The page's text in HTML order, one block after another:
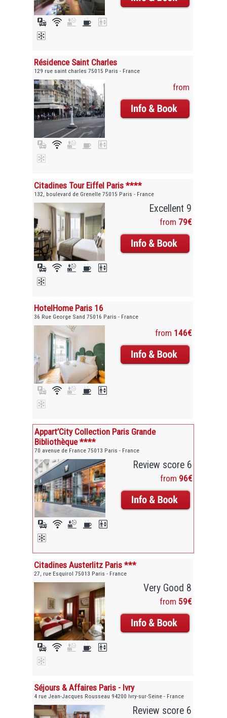
Résidence Saint Charles
129 rue saint charles 75015 Paris - France
from
Citadines Tour Eiffel Paris ****
132, boulevard de Grenelle 75015 Paris - France
Excellent 9
from 79€
HotelHome Paris 16
36 Rue George Sand 75016 Paris - France
from 146€
Appart’City Collection Paris Grande
Bibliothèque ****
70 avenue de France 75013 Paris - France
Review score 6
from 96€
Citadines Austerlitz Paris ***
27, rue Esquirol 75013 Paris - France
Very Good 8
from 59€
Séjours & Affaires Paris - Ivry
4 rue Jean-Jacques Rousseau 94200 Ivry-sur-Seine - France
Review score 6